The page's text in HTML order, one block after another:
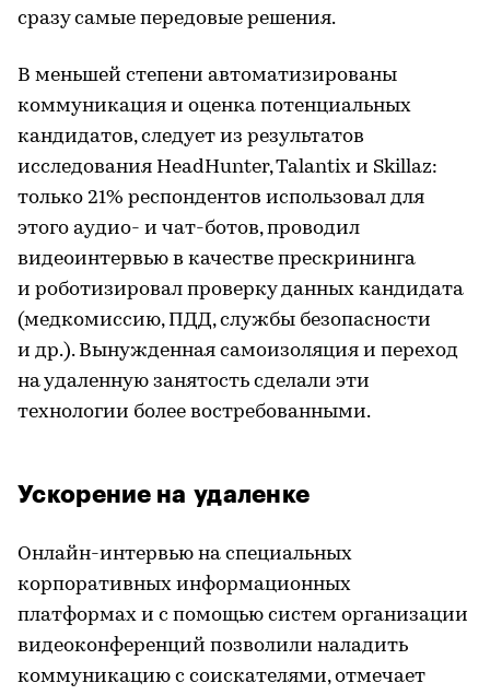
сразу самые передовые решения.
В меньшей степени автоматизированы
коммуникация и оценка потенциальных
кандидатов, следует из результатов
исследования HeadHunter, Talantix и Skillaz:
только 21% респондентов использовал для
этого аудио- и чат-ботов, проводил
видеоинтервью в качестве прескрининга
и роботизировал проверку данных кандидата
(медкомиссию, ПДД, службы безопасности
и др.). Вынужденная самоизоляция и переход
на удаленную занятость сделали эти
технологии более востребованными.
Ускорение на удаленке
Онлайн-интервью на специальных
корпоративных информационных
платформах и с помощью систем организации
видеоконференций позволили наладить
коммуникацию с соискателями, отмечает